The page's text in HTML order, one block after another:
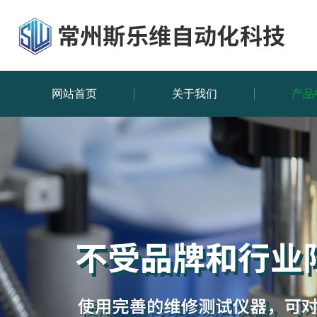
网站首页 关于我们 产品